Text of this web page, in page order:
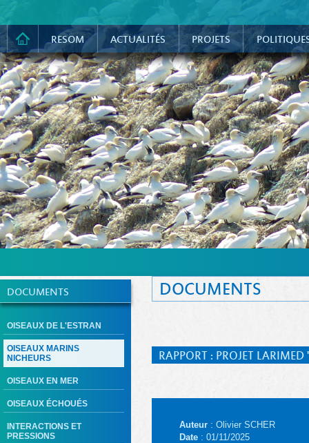
RESOM ACTUALITÉS PROJETS
DOCUMENTS
OISEAUX DE L'ESTRAN
OISEAUX MARINS
NICHEURS
OISEAUX EN MER
OISEAUX ÉCHOUÉS
INTERACTIONS ET
PRESSIONS
DOCUMENTS
RAPPORT : PROJET
Auteur : Olivier SCHER
Date : 01/11/2025